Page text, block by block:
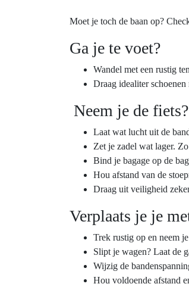
Moet je toch de baan op?
Ga je te voet?
Wandel met een rustig
Draag idealiter
Neem je de fiets?
Laat wat lucht uit de
Zet je zadel wat lager.
Bind je bagage op de
Hou afstand van de
Draag uit veiligheid
Verplaats je je
Trek rustig op en neem
Slipt je wagen? Laat de
Wijzig de
Hou voldoende afstand